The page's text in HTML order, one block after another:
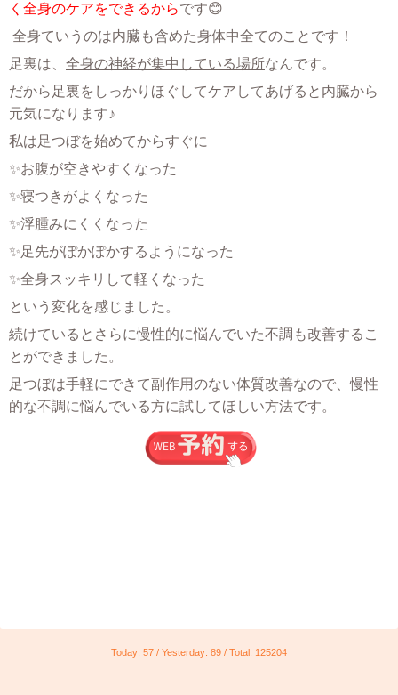
く全身のケアをできるからです😊
全身ていうのは内臓も含めた身体中全てのことです！
足裏は、 全身の神経が集中している場所なんです。
だから足裏をしっかりほぐしてケアしてあげると内臓から
元気になります♪
私は足つぼを始めてからすぐに
✨お腹が空きやすくなった
✨寝つきがよくなった
✨浮腫みにくくなった
✨足先がぽかぽかするようになった
✨全身スッキリして軽くなった
という変化を感じました。
続けているとさらに慢性的に悩んでいた不調も改善するこ
とができました。
足つぼは手軽にできて副作用のない体質改善なので、慢性
的な不調に悩んでいる方に試してほしい方法です。
Today: 57 / Yesterday: 89 / Total: 125204